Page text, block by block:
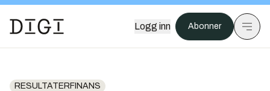
Logg inn Abonner
RESULTATERFINANS